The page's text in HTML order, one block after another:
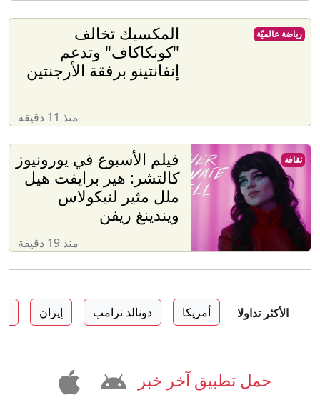
المكسيك تخالف
"كونكاكاف" وتدعم
إنفانتينو برفقة الأرجنتين
منذ 11 دقيقة
رياضة عالميّة
فيلم الأسبوع في يورونيوز
كالتشر: هير برايفت هيل
ملل مثير لنيكولاس
ويندينغ ريفن
منذ 19 دقيقة
ثقافة
الأكثر تداولا أمريكا دونالد ترامب إيران
حمل تطبيق آخر خبر